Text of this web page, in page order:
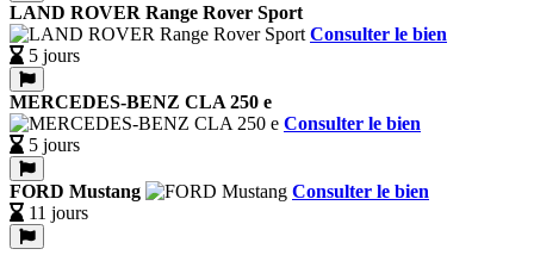
LAND ROVER Range Rover Sport
Consulter le bien
5 jours
MERCEDES-BENZ CLA 250 e
Consulter le bien
5 jours
FORD Mustang
Consulter le bien
11 jours